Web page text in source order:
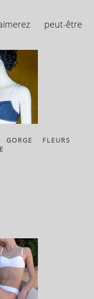
peut-être
GORGE FLEURS